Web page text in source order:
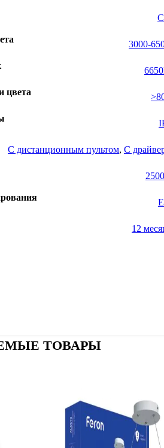
3000-
цвета
С дистанционным пультом, С
12
ТОВАРЫ